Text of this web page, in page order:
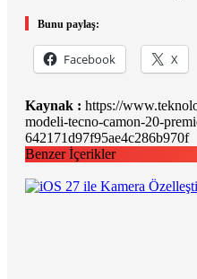
Bunu paylaş:
Facebook X
Kaynak : https://
modeli-tecno-camon-20-
642171d97f95ae4c286b970f
Benzer İçerikler